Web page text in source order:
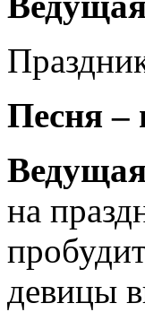
Песня –
на
девицы